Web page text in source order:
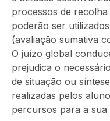
processos de
poderão ser
(avaliação sumativa
O juízo global
prejudica o
de situação ou
realizadas pelos
percursos para a sua